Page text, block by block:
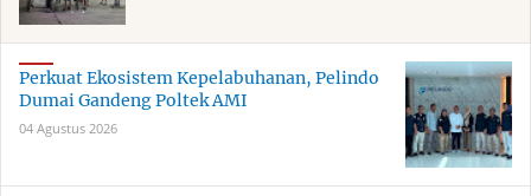
Perkuat Ekosistem Kepelabuhanan, Pelindo
Dumai Gandeng Poltek AMI
04 Agustus 2026